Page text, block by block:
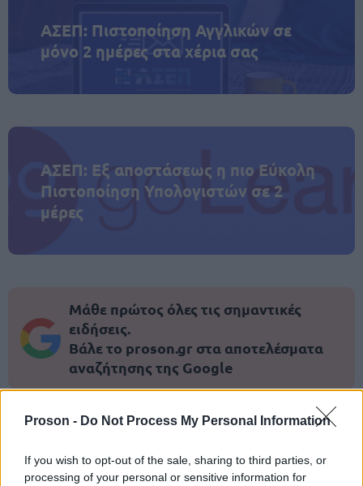
Proson - Do Not Process My Personal Information
If you wish to opt-out of the sale, sharing to third parties, or
processing of your personal or sensitive information for
ΑΣΕΠ: Πιστοποίηση Αγγλικών σε
μόνο 2 ημέρες στα χέρια σας
ΑΣΕΠ: Εξ αποστάσεως η πιο Εύκολη
Πιστοποίηση Υπολογιστών σε 2
μέρες
Μάθε πρώτος όλες τις σημαντικές
ειδήσεις.
Βάλε το proson.gr στα αποτελέσματα
αναζήτησης της Google
Δημοφιλείς Ειδήσεις